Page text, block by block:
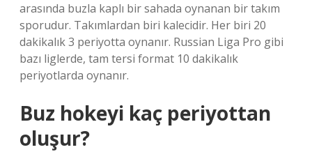
arasında buzla kaplı bir sahada oynanan bir takım
sporudur. Takımlardan biri kalecidir. Her biri 20
dakikalık 3 periyotta oynanır. Russian Liga Pro gibi
bazı liglerde, tam tersi format 10 dakikalık
periyotlarda oynanır.
Buz hokeyi kaç periyottan
oluşur?